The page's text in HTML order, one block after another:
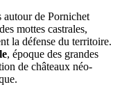
autour de Pornichet
mottes castrales,
la défense du territoire.
, époque des grandes
de châteaux néo-